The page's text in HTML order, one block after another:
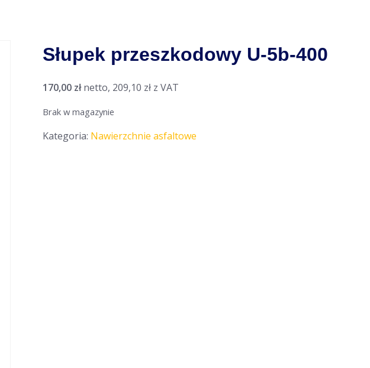
Słupek przeszkodowy U-5b-400
170,00 zł netto, 209,10 zł z VAT
Brak w magazynie
Kategoria: Nawierzchnie asfaltowe